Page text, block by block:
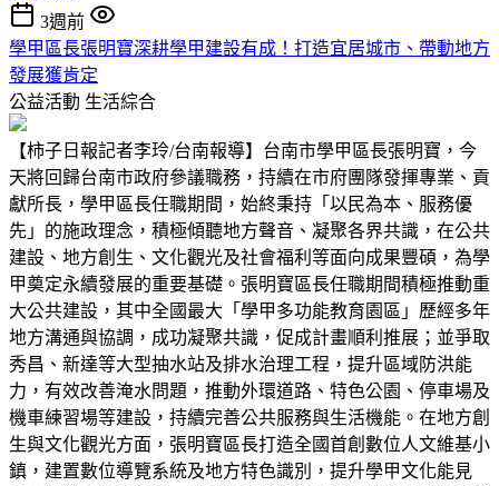
3週前
學甲區長張明寶深耕學甲建設有成！打造宜居城市、帶動地方
發展獲肯定
公益活動 生活綜合
【柿子日報記者李玲/台南報導】台南市學甲區長張明寶，今
天將回歸台南市政府參議職務，持續在市府團隊發揮專業、貢
獻所長，學甲區長任職期間，始終秉持「以民為本、服務優
先」的施政理念，積極傾聽地方聲音、凝聚各界共識，在公共
建設、地方創生、文化觀光及社會福利等面向成果豐碩，為學
甲奠定永續發展的重要基礎。張明寶區長任職期間積極推動重
大公共建設，其中全國最大「學甲多功能教育園區」歷經多年
地方溝通與協調，成功凝聚共識，促成計畫順利推展；並爭取
秀昌、新達等大型抽水站及排水治理工程，提升區域防洪能
力，有效改善淹水問題，推動外環道路、特色公園、停車場及
機車練習場等建設，持續完善公共服務與生活機能。在地方創
生與文化觀光方面，張明寶區長打造全國首創數位人文維基小
鎮，建置數位導覽系統及地方特色識別，提升學甲文化能見